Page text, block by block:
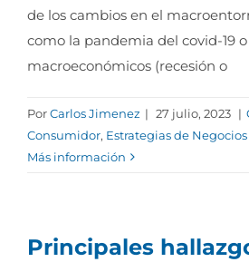
de los cambios en el
como la pandemia del covid-19
macroeconómicos (recesión o
PorCarlos Jimenez | 27 julio, 2023 |
Consumidor, Estrategias de Negocios
Más información
Principales